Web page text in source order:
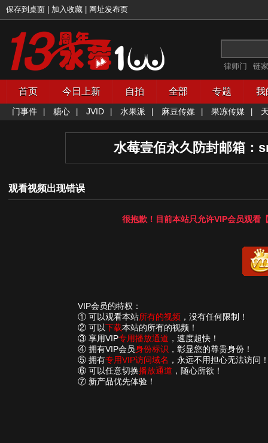
保存到桌面 加入收藏 网址发布页
律师门 链
首页 今日上新 自拍 全部 专题 我
门事件 糖心 JVID 水果派 麻豆传媒 果冻传媒
水莓壹佰永久防封邮箱：
观看视频出现错误
很抱歉！目前本站只允许VIP会员观看
VIP会员的特权：
① 可以观看本站所有的视频 ，没有任何限制！
② 可以下载本站的所有的视频！
③ 享用VIP专用播放通道 ，速度超快！
④ 拥有VIP会员身份标识 ，彰显您的尊贵身份！
⑤ 拥有专用VIP访问域名 ，永远不用担心无法访问
⑥ 可以任意切换播放通道 ，随心所欲！
⑦ 新产品优先体验！